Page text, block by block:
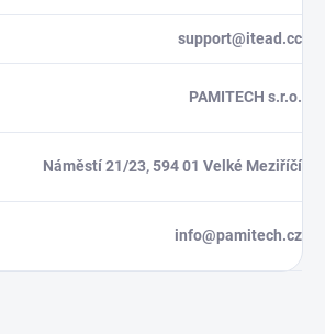
support@itead.cc
PAMITECH s.r.o.
Náměstí 21/23, 594 01 Velké Meziříčí
info@pamitech.cz